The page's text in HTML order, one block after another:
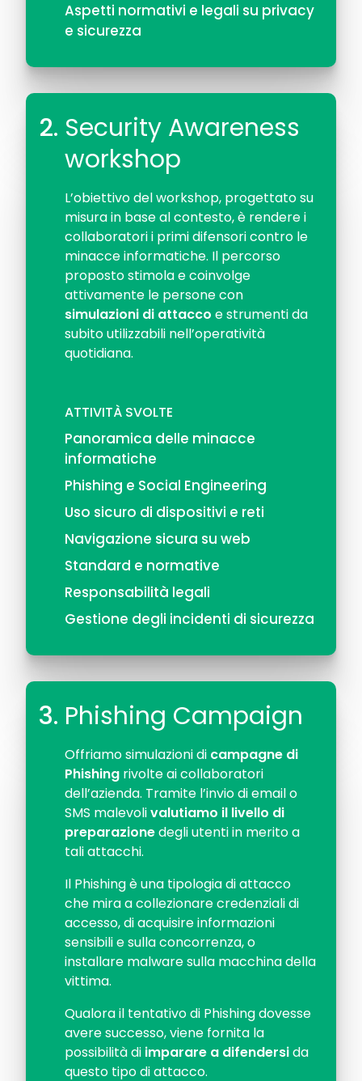
Aspetti normativi e legali su privacy
e sicurezza
2. Security Awareness
workshop
L’obiettivo del workshop, progettato su
misura in base al contesto, è rendere i
collaboratori i primi difensori contro le
minacce informatiche. Il percorso
proposto stimola e coinvolge
attivamente le persone con
simulazioni di attacco e strumenti da
subito utilizzabili nell’operatività
quotidiana.
ATTIVITÀ SVOLTE
Panoramica delle minacce
informatiche
Phishing e Social Engineering
Uso sicuro di dispositivi e reti
Navigazione sicura su web
Standard e normative
Responsabilità legali
Gestione degli incidenti di sicurezza
3. Phishing Campaign
Offriamo simulazioni di campagne di
Phishing rivolte ai collaboratori
dell’azienda. Tramite l’invio di email o
SMS malevolivalutiamo il livello di
preparazionedegli utenti in merito a
tali attacchi.
Il Phishing è una tipologia di attacco
che mira a collezionare credenziali di
accesso, di acquisire informazioni
sensibili e sulla concorrenza, o
installare malware sulla macchina della
vittima.
Qualora il tentativo di Phishing dovesse
avere successo, viene fornita la
possibilità di imparare a difendersida
questo tipo di attacco.